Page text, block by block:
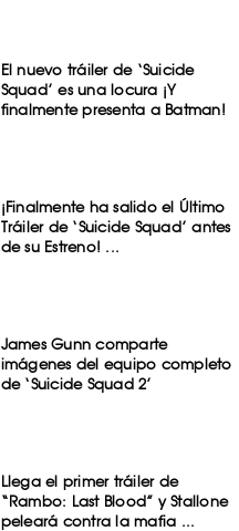
El nuevo tráiler de ‘Suicide
Squad’ es una locura ¡Y
finalmente presenta a Batman!
¡Finalmente ha salido el Último
Tráiler de ‘Suicide Squad’ antes
de su Estreno! ...
James Gunn comparte
imágenes del equipo completo
de ‘Suicide Squad 2’
Llega el primer tráiler de
“Rambo: Last Blood” y Stallone
peleará contra la mafia ...